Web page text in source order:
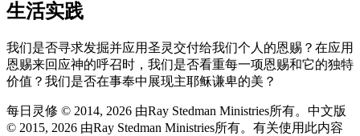
生活实践
我们是否寻求发掘并应用圣灵交付给我们个人的恩赐？在应用
恩赐来回应神的呼召时，我们是否看重每一项恩赐和它的独特
价值？我们是否在事奉中展现主耶稣谦卑的美？
每日灵修 © 2014, 2026 由Ray Stedman Ministries所有。中文版
© 2015, 2026 由Ray Stedman Ministries所有。有关使用此内容